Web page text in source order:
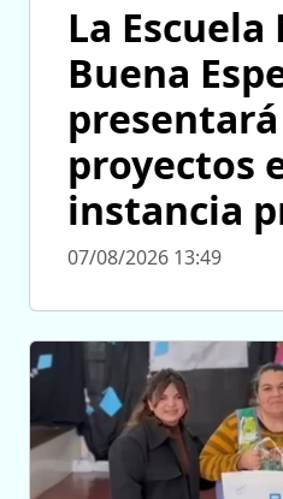
La Escuela
Buena
proyectos
instancia
07/08/2026 13:49